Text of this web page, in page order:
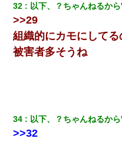
32 以下、？ちゃんねるか
>>29
組織的にカモにしてる
被害者多そうね
34 以下、？ちゃんねるか
>>32